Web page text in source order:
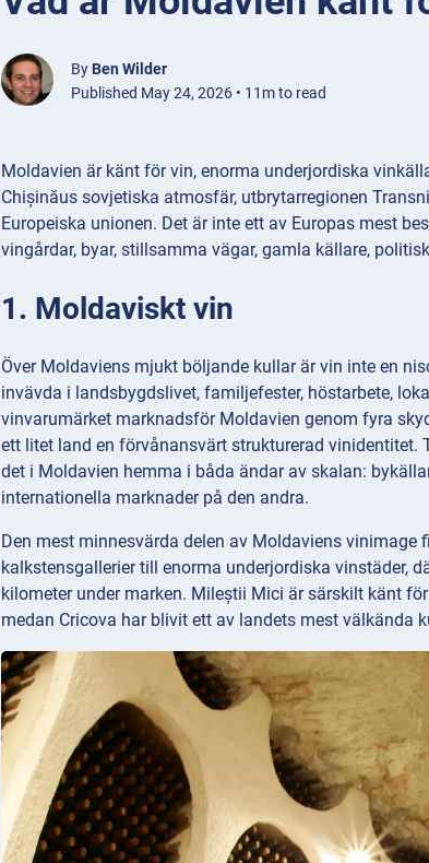
By Ben Wilder
Published May 24, 2026 • 11m to read
Moldavien är känt för vin, enorma underjordiska
Chișinăus sovjetiska atmosfär, utbrytarregionen
Europeiska unionen. Det är inte ett av Europas mest
vingårdar, byar, stillsamma vägar, gamla källare,
1. Moldaviskt vin
Över Moldaviens mjukt böljande kullar är vin inte en
invävda i landsbygdslivet, familjefester, höstarbete,
vinvarumärket marknadsför Moldavien genom fyra
ett litet land en förvånansvärt strukturerad
det i Moldavien hemma i båda ändar av skalan:
internationella marknader på den andra.
Den mest minnesvärda delen av Moldaviens
kalkstensgallerier till enorma underjordiska vinstäder,
kilometer under marken. Mileștii Mici är särskilt känt
medan Cricova har blivit ett av landets mest välkända